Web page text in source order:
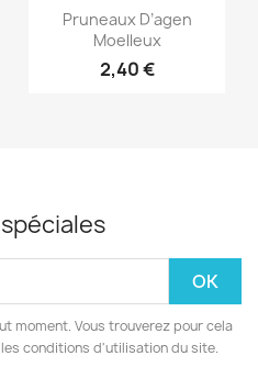
Aperçu rapide
Pruneaux D’agen
Moelleux
2,40 €
moment. Vous trouverez pour cela
conditions d'utilisation du site.